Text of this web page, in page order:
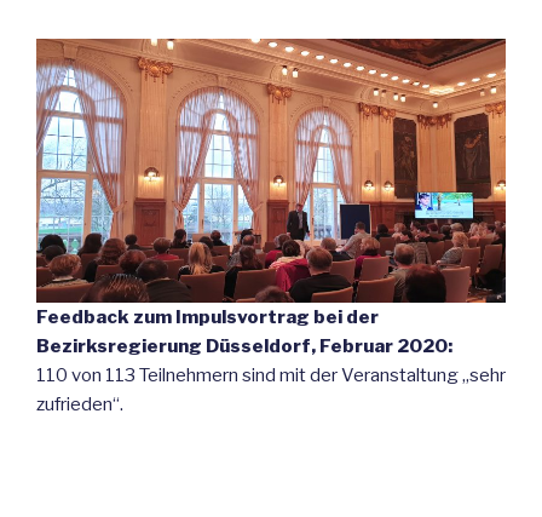
Feedback zum Impulsvortrag bei der
Bezirksregierung Düsseldorf, Februar 2020:
110 von 113 Teilnehmern sind mit der Veranstaltung „sehr
zufrieden“.